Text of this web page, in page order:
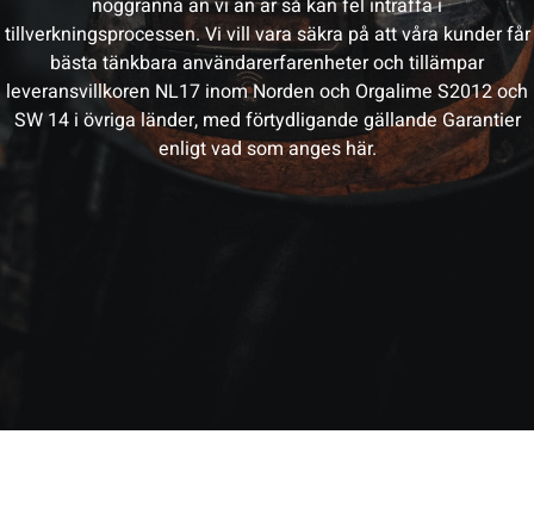
tillverkningsprocessen. Vi vill vara säkra på att våra kunder får
bästa tänkbara användarerfarenheter och tillämpar
leveransvillkoren NL17 inom Norden och Orgalime S2012 och
SW 14 i övriga länder, med förtydligande gällande Garantier
enligt vad som anges här.